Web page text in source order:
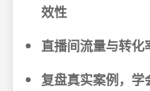
效性
直播间流量与转化
复盘真实案例，